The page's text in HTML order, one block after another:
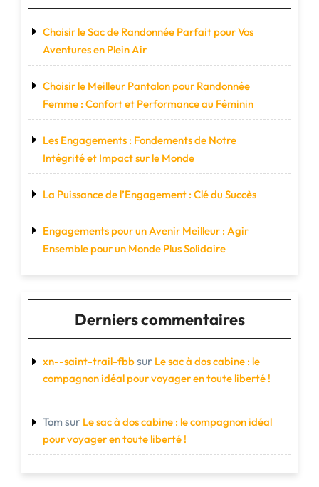
Choisir le Sac de Randonnée Parfait pour Vos
Aventures en Plein Air
Choisir le Meilleur Pantalon pour Randonnée
Femme : Confort et Performance au Féminin
Les Engagements : Fondements de Notre
Intégrité et Impact sur le Monde
La Puissance de l’Engagement : Clé du Succès
Engagements pour un Avenir Meilleur : Agir
Ensemble pour un Monde Plus Solidaire
Derniers commentaires
xn--saint-trail-fbbsur Le sac à dos cabine : le
compagnon idéal pour voyager en toute liberté !
Tom sur Le sac à dos cabine : le compagnon idéal
pour voyager en toute liberté !